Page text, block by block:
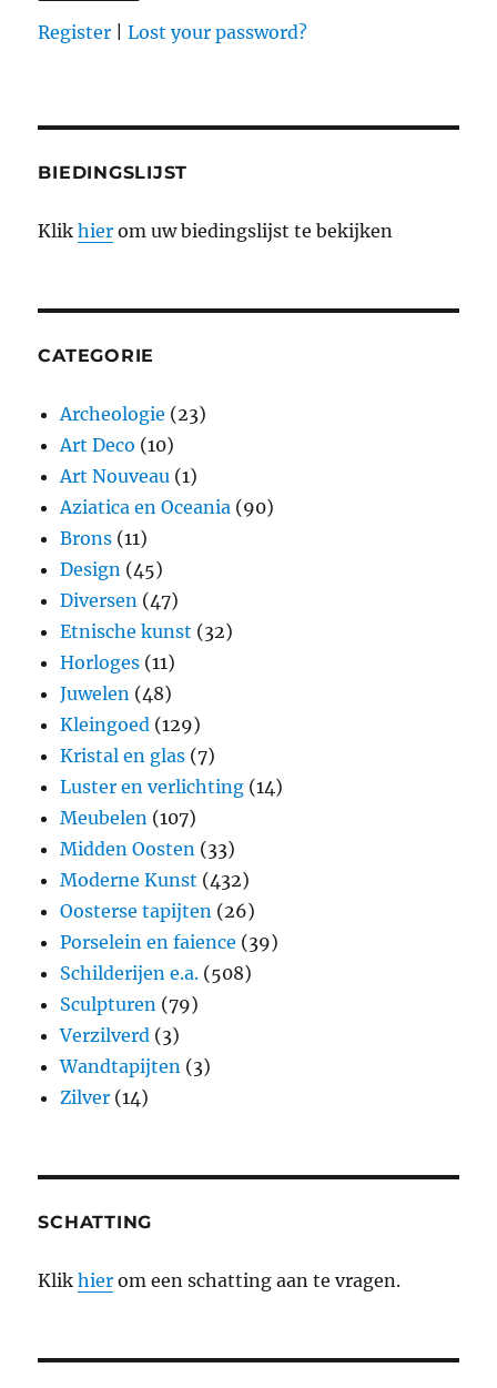
Register |Lost your password?
BIEDINGSLIJST
Klikhier om uw biedingslijst te bekijken
CATEGORIE
Archeologie (23)
Art Deco (10)
Art Nouveau (1)
Aziatica en Oceania (90)
Brons (11)
Design (45)
Diversen (47)
Etnische kunst (32)
Horloges (11)
Juwelen (48)
Kleingoed (129)
Kristal en glas (7)
Luster en verlichting (14)
Meubelen (107)
Midden Oosten (33)
Moderne Kunst (432)
Oosterse tapijten (26)
Porselein en faience (39)
Schilderijen e.a. (508)
Sculpturen (79)
Verzilverd (3)
Wandtapijten (3)
Zilver (14)
SCHATTING
Klikhier om een schatting aan te vragen.